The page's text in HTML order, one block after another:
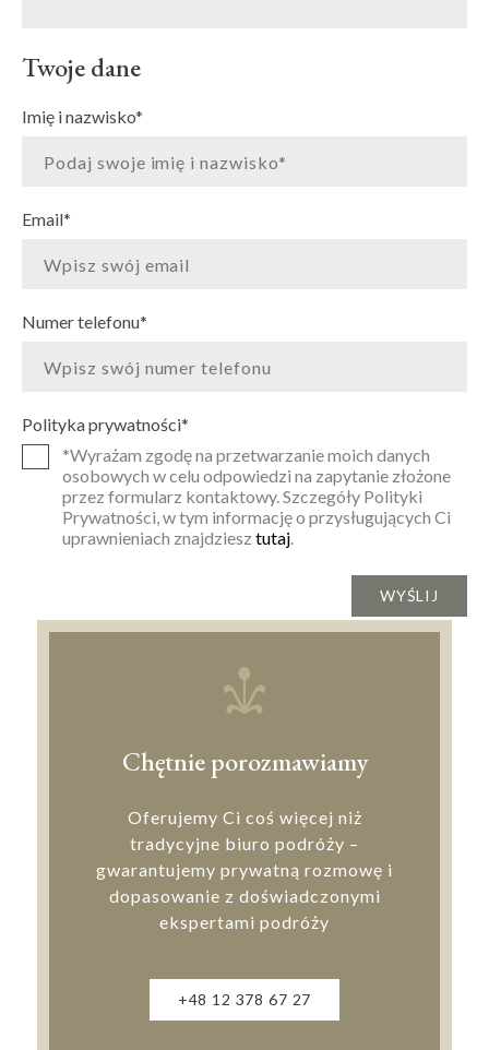
Twoje dane
Imię i nazwisko*
Email*
Numer telefonu*
Polityka prywatności*
*Wyrażam zgodę na przetwarzanie moich danych
osobowych w celu odpowiedzi na zapytanie złożone
przez formularz kontaktowy. Szczegóły Polityki
Prywatności, w tym informację o przysługujących Ci
uprawnieniach znajdziesz tutaj.
Chętnie porozmawiamy
Oferujemy Ci coś więcej niż
tradycyjne biuro podróży –
gwarantujemy prywatną rozmowę i
dopasowanie z doświadczonymi
ekspertami podróży
+48 12 378 67 27